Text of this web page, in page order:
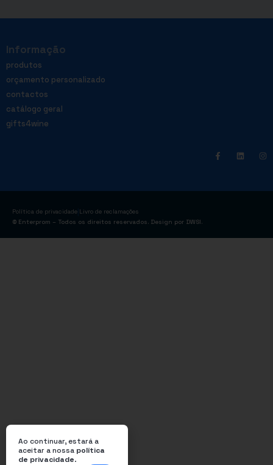
Informação
produtos
orçamento personalizado
contactos
catálogo geral
gifts4wine
Política de privacidade Livro de reclamações
© Enterprom – Todos os direitos reservados. Design por DWSI.
Ao continuar, estará a
aceitar a nossa política
de privacidade.